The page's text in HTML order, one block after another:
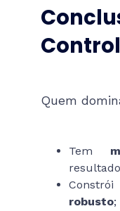
Quem
Tem
robusto;